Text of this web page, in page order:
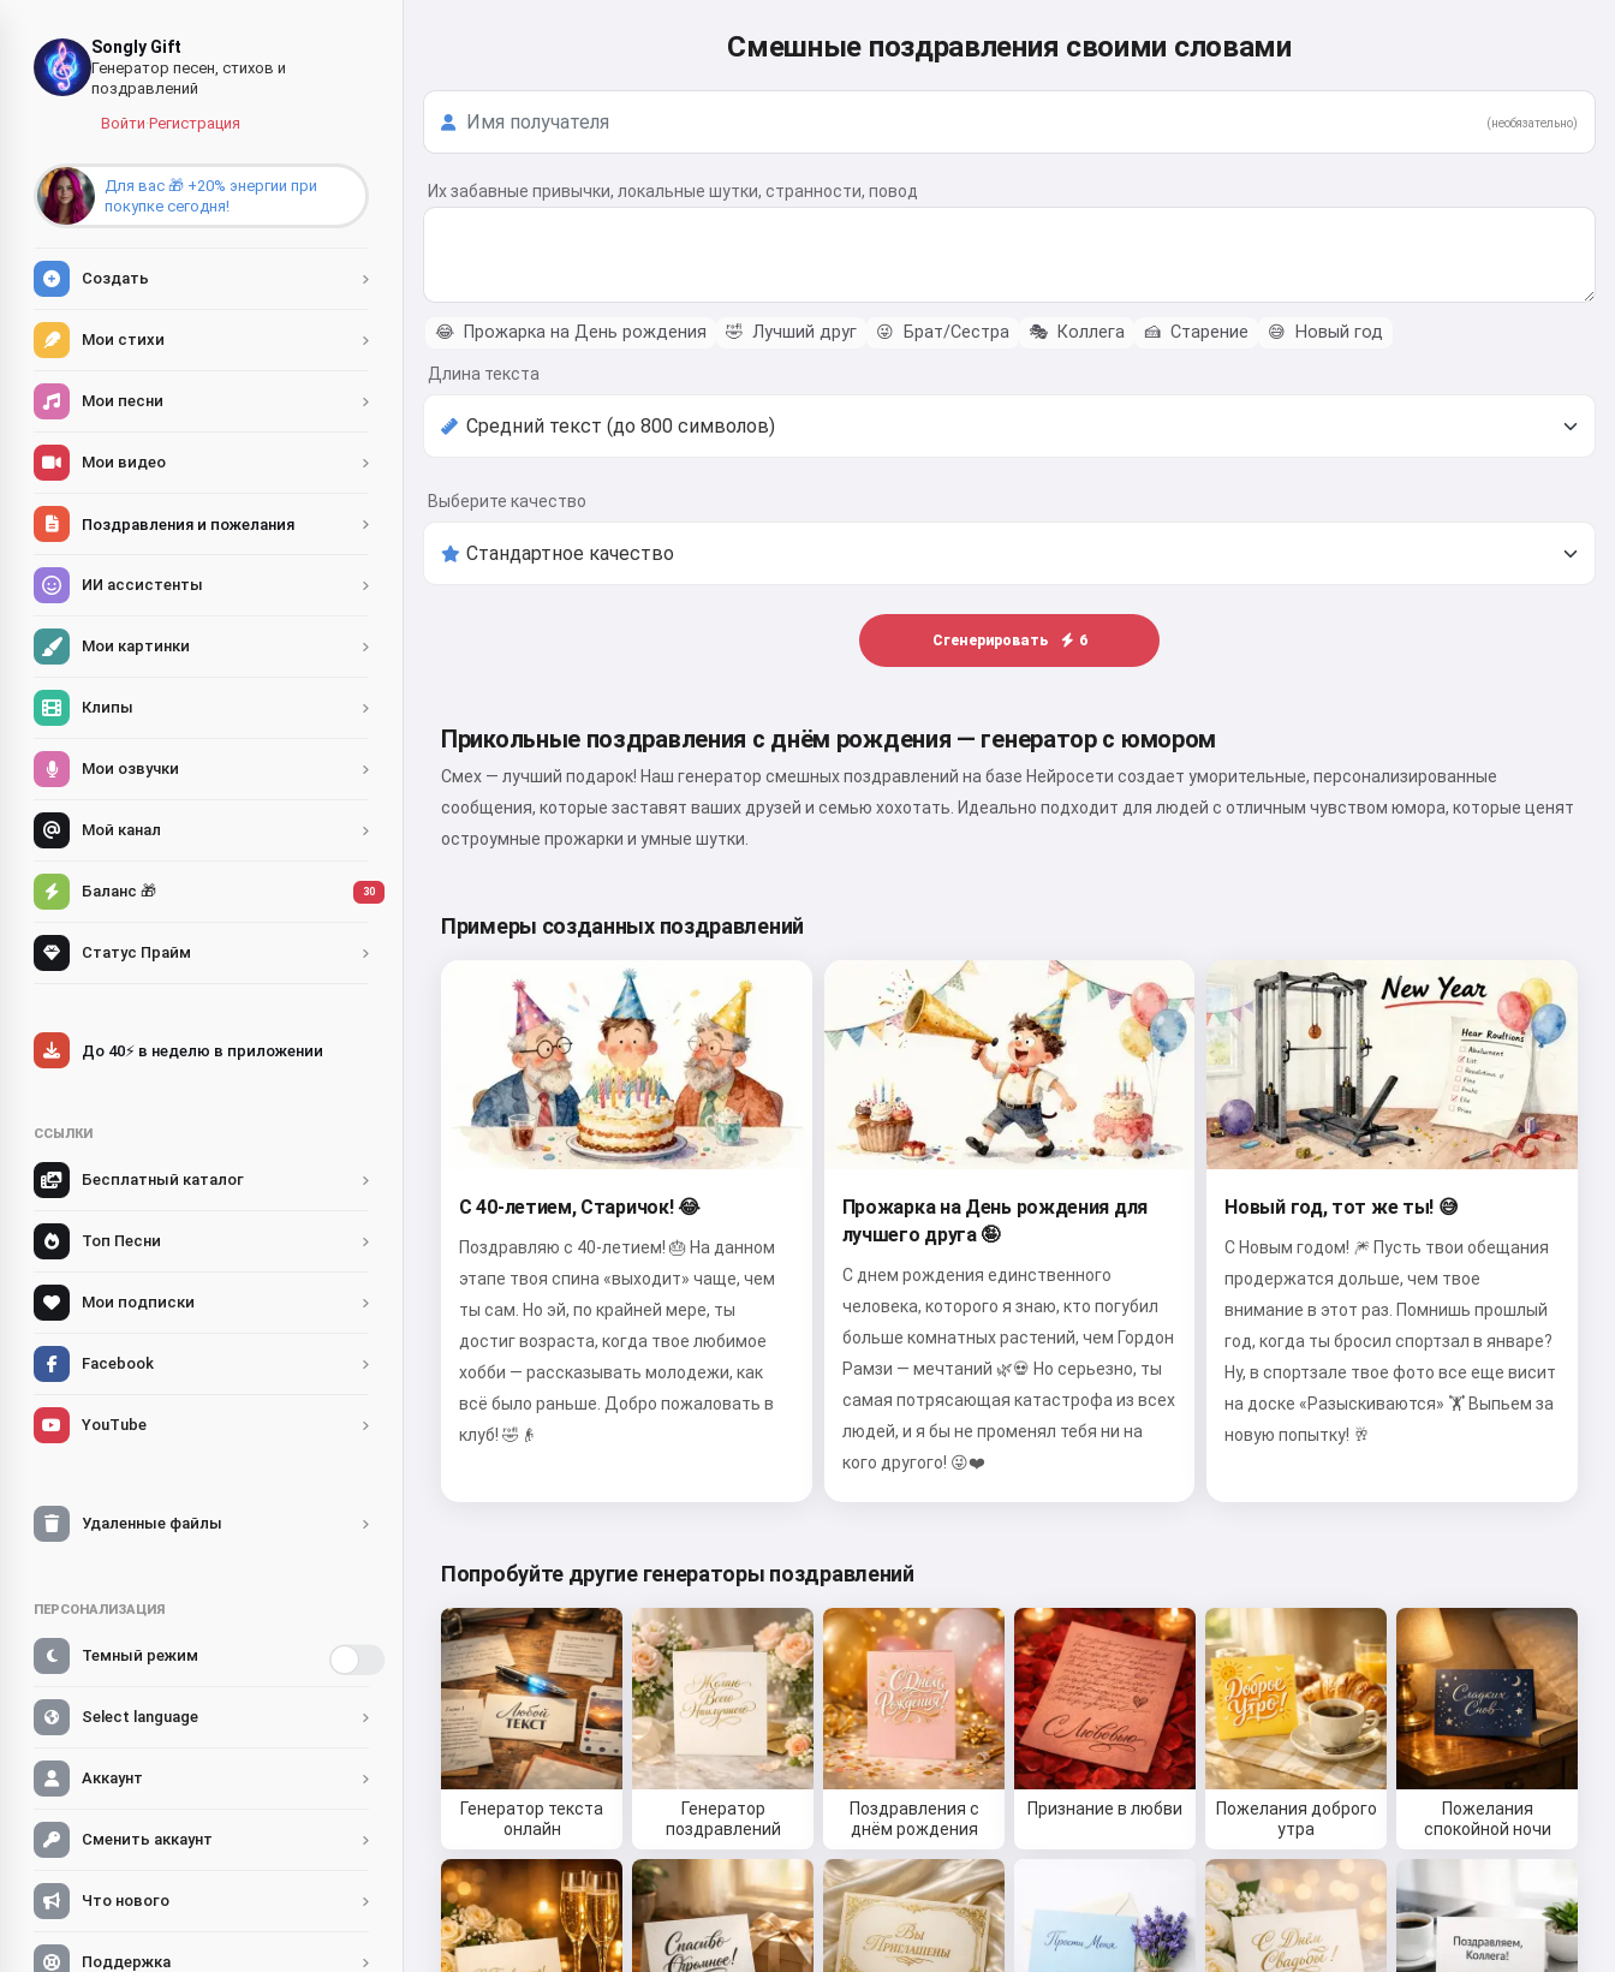
Songly Gift
Генератор песен, стихов и
поздравлений
Войти·Регистрация
Для вас 🎁 +20% энергии при
покупке сегодня!
Создать
Мои стихи
Мои песни
Мои видео
Поздравления и пожелания
ИИ ассистенты
Мои картинки
Клипы
Мои озвучки
Мой канал
Баланс 🎁 30
Статус Прайм
До 40⚡ в неделю в приложении
ССЫЛКИ
Бесплатный каталог
Топ Песни
Мои подписки
Facebook
YouTube
Удаленные файлы
ПЕРСОНАЛИЗАЦИЯ
Темный режим
Select language
Аккаунт
Сменить аккаунт
Что нового
Поддержка
Смешные поздравления своими словами
(необязательно)
Их забавные привычки, локальные шутки, странности, повод
😂 Прожарка на День рождения 🤣 Лучший друг 😜 Брат/Сестра 🎭 Коллега 🍰 Старение 😅 Новый год
Длина текста
Выберите качество
Сгенерировать 6
Прикольные поздравления с днём рождения — генератор с юмором
Смех — лучший подарок! Наш генератор смешных поздравлений на базе Нейросети создает уморительные, персонализированные
сообщения, которые заставят ваших друзей и семью хохотать. Идеально подходит для людей с отличным чувством юмора, которые ценят
остроумные прожарки и умные шутки.
Примеры созданных поздравлений
С 40-летием, Старичок! 😂
Поздравляю с 40-летием! 🎂 На данном
этапе твоя спина «выходит» чаще, чем
ты сам. Но эй, по крайней мере, ты
достиг возраста, когда твое любимое
хобби — рассказывать молодежи, как
всё было раньше. Добро пожаловать в
клуб! 🤣👴
Прожарка на День рождения для
лучшего друга 🤪
С днем рождения единственного
человека, которого я знаю, кто погубил
больше комнатных растений, чем Гордон
Рамзи — мечтаний 🌿💀 Но серьезно, ты
самая потрясающая катастрофа из всех
людей, и я бы не променял тебя ни на
кого другого! 😜❤️
Новый год, тот же ты! 😅
С Новым годом! 🎆 Пусть твои обещания
продержатся дольше, чем твое
внимание в этот раз. Помнишь прошлый
год, когда ты бросил спортзал в январе?
Ну, в спортзале твое фото все еще висит
на доске «Разыскиваются» 🏋️ Выпьем за
новую попытку! 🥂
Попробуйте другие генераторы поздравлений
Генератор текста
онлайн
Генератор
поздравлений
Поздравления с
днём рождения
Признание в любви
Пожелания доброго
утра
Пожелания
спокойной ночи